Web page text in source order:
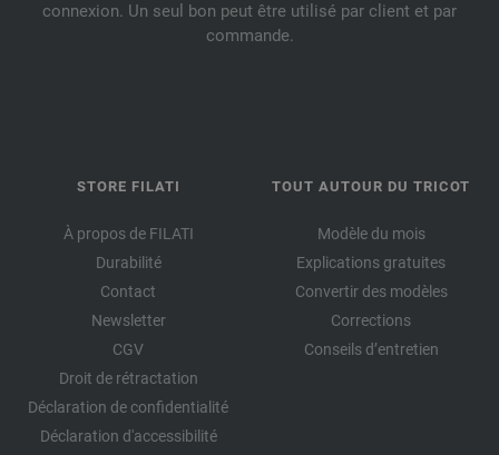
connexion. Un seul bon peut être utilisé par client et par
commande.
STORE FILATI
À propos de FILATI
Durabilité
Contact
Newsletter
CGV
Droit de rétractation
Déclaration de confidentialité
Déclaration d'accessibilité
TOUT AUTOUR DU TRICOT
Modèle du mois
Explications gratuites
Convertir des modèles
Corrections
Conseils d’entretien